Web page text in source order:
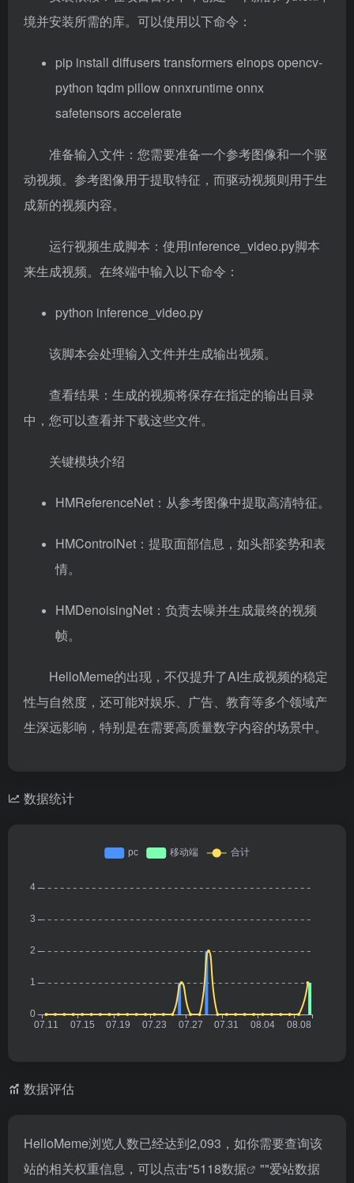
境并安装所需的库。可以使用以下命令：
pip install diffusers transformers einops opencv-
python tqdm pillow onnxruntime onnx
safetensors accelerate
准备输入文件：您需要准备一个参考图像和一个驱
动视频。参考图像用于提取特征，而驱动视频则用于生
成新的视频内容。
运行视频生成脚本：使用inference_video.py脚本
来生成视频。在终端中输入以下命令：
python inference_video.py
该脚本会处理输入文件并生成输出视频。
查看结果：生成的视频将保存在指定的输出目录
中，您可以查看并下载这些文件。
关键模块介绍
HMReferenceNet：从参考图像中提取高清特征。
HMControlNet：提取面部信息，如头部姿势和表
情。
HMDenoisingNet：负责去噪并生成最终的视频
帧。
HelloMeme的出现，不仅提升了AI生成视频的稳定
性与自然度，还可能对娱乐、广告、教育等多个领域产
生深远影响，特别是在需要高质量数字内容的场景中。
数据统计
数据评估
HelloMeme浏览人数已经达到2,093，如你需要查询该
站的相关权重信息，可以点击"5118数据 ""爱站数据